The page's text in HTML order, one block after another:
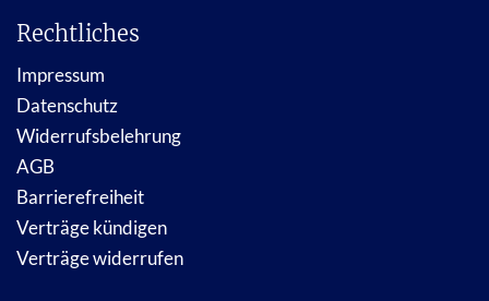
Rechtliches
Impressum
Datenschutz
Widerrufsbelehrung
AGB
Barrierefreiheit
Verträge kündigen
Verträge widerrufen